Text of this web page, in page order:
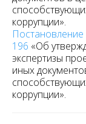
коррупции».
196 «Об
экспертизы
иных
коррупции».